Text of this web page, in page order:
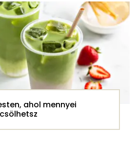
ahol mennyei